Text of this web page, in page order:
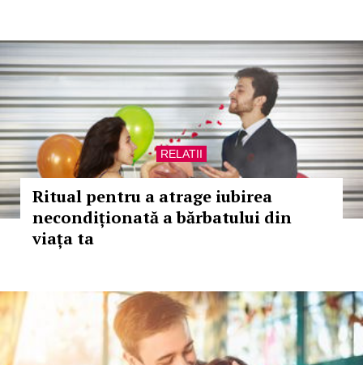
RELATII
Ritual pentru a atrage iubirea
necondiționată a bărbatului din
viața ta